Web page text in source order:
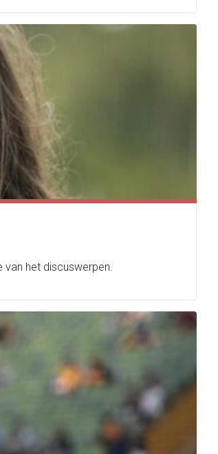
van het discuswerpen.